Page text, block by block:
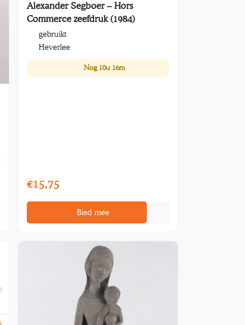
Alexander Segboer – Hors
Commerce zeefdruk (1984)
gebruikt
Heverlee
Nog 10u 16m
€15,75
Bied mee